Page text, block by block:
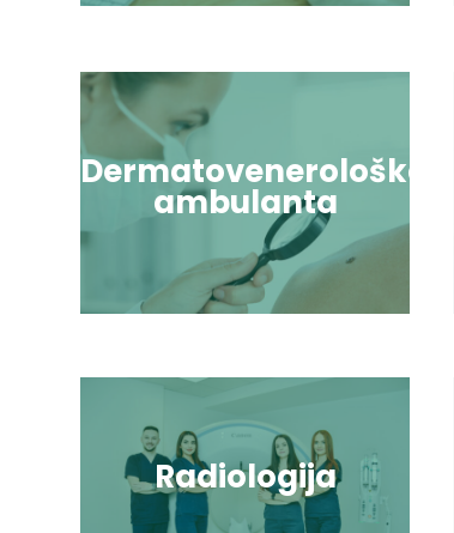
Dermatovenerološka
ambulanta
Radiologija